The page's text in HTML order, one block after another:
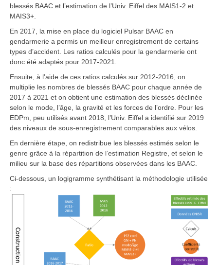
blessés BAAC et l’estimation de l’Univ. Eiffel des MAIS1-2 et
MAIS3+.
En 2017, la mise en place du logiciel Pulsar BAAC en
gendarmerie a permis un meilleur enregistrement de certains
types d’accident. Les ratios calculés pour la gendarmerie ont
donc été adaptés pour 2017-2021.
Ensuite, à l’aide de ces ratios calculés sur 2012-2016, on
multiplie les nombres de blessés BAAC pour chaque année de
2017 à 2021 et on obtient une estimation des blessés déclinée
selon le mode, l’âge, la gravité et les forces de l’ordre. Pour les
EDPm, peu utilisés avant 2018, l’Univ. Eiffel a identifié sur 2019
des niveaux de sous-enregistrement comparables aux vélos.
En dernière étape, on redistribue les blessés estimés selon le
genre grâce à la répartition de l’estimation Registre, et selon le
milieu sur la base des répartitions observées dans les BAAC.
Ci-dessous, un logigramme synthétisant la méthodologie utilisée
: